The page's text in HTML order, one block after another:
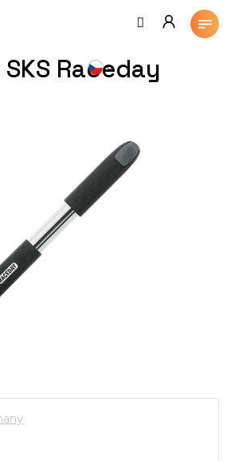
Raceday